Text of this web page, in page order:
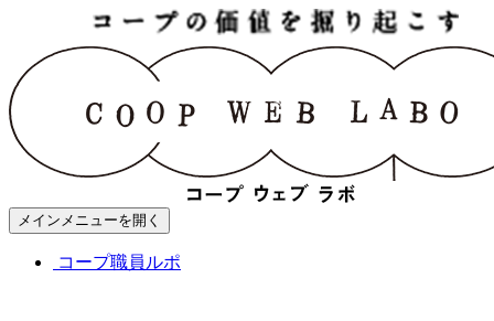
メインメニューを開く
コープ職員ルポ